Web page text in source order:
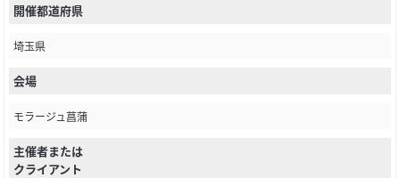
開催都道府県
埼玉県
会場
モラージュ菖蒲
主催者または
クライアント